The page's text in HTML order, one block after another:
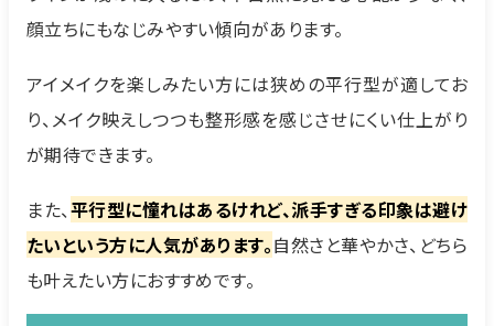
顔立ちにもなじみやすい傾向があります。
アイメイクを楽しみたい方には狭めの平行型が適してお
り、メイク映えしつつも整形感を感じさせにくい仕上がり
が期待できます。
また、平行型に憧れはあるけれど、派手すぎる印象は避け
たいという方に人気があります。自然さと華やかさ、どちら
も叶えたい方におすすめです。